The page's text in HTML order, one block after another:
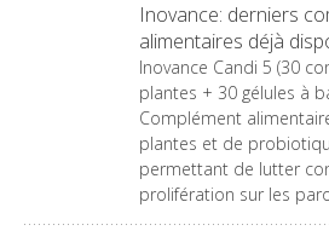
Inovance: derniers
alimentaires déjà
Inovance Candi 5 (30
plantes + 30 gélules à
Complément
plantes et de
permettant de lutter
prolifération sur les